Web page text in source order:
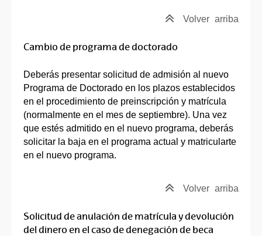
Volver arriba
Cambio de programa de doctorado
Deberás presentar solicitud de admisión al nuevo
Programa de Doctorado en los plazos establecidos
en el procedimiento de preinscripción y matrícula
(normalmente en el mes de septiembre). Una vez
que estés admitido en el nuevo programa, deberás
solicitar la baja en el programa actual y matricularte
en el nuevo programa.
Volver arriba
Solicitud de anulación de matrícula y devolución
del dinero en el caso de denegación de beca